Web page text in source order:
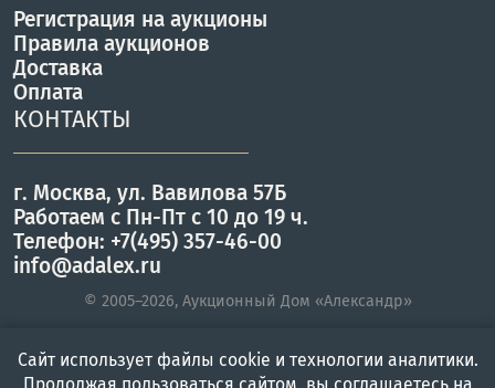
Регистрация на аукционы
Правила аукционов
Доставка
Оплата
КОНТАКТЫ
г. Москва, ул. Вавилова 57Б
Работаем с Пн-Пт с 10 до 19 ч.
Телефон: +7(495) 357-46-00
info@adalex.ru
© 2005–2026, Аукционный Дом «Александр»
Сайт использует файлы cookie и технологии аналитики.
Войти